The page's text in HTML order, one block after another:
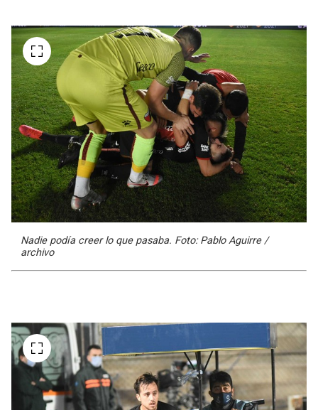
Nadie podía creer lo que pasaba. Foto: Pablo Aguirre /
archivo